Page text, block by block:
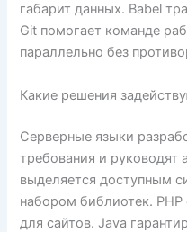
габарит данных. Babel
Git помогает команде
параллельно без
Какие решения
Серверные языки
требования и руководят
выделяется доступным
набором библиотек.
для сайтов. Java